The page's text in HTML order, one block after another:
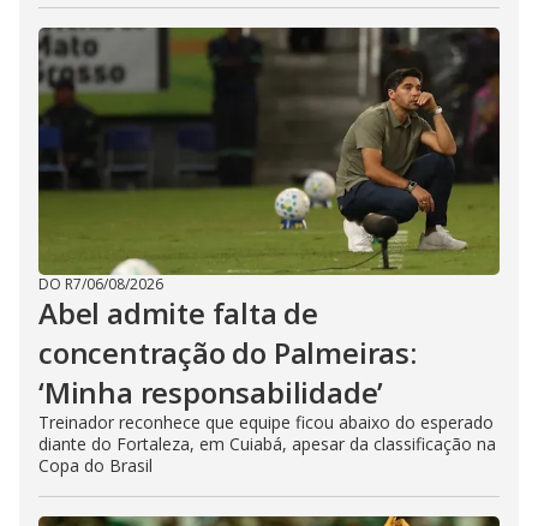
DO R7/06/08/2026
Abel admite falta de
concentração do Palmeiras:
‘Minha responsabilidade’
Treinador reconhece que equipe ficou abaixo do esperado
diante do Fortaleza, em Cuiabá, apesar da classificação na
Copa do Brasil